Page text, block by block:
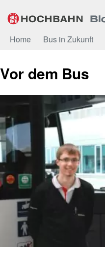
Inhalt
Home Bus in Zukunft
Vor dem Bus